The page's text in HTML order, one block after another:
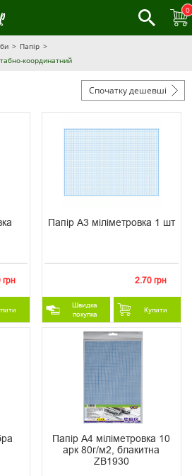
0
Папір
координатний
Спочатку дешевші
грн
Папір А3 міліметровка 1 шт
2.70 грн
Швидка
покупка
Купити
Папір А4 міліметровка 10
арк 80г/м2, блакитна
ZB1930